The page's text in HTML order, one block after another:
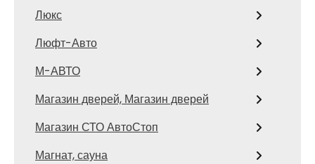
Люкс
Люфт-Авто
М-АВТО
Магазин дверей, Магазин дверей
Магазин СТО АвтоСтоп
Магнат, сауна